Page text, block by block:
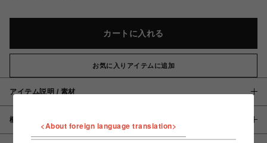
カートに入れる
お気に入りアイテムに追加
アイテム説明 / 素材
概要
<About foreign language translation>